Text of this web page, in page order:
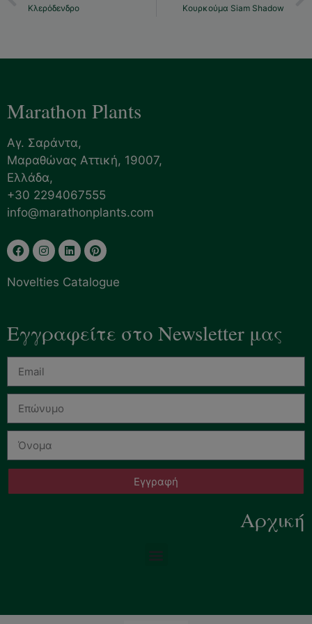
Κλερόδενδρο Κουρκούμα Siam Shadow
Marathon Plants
Αγ. Σαράντα,
Μαραθώνας Αττική, 19007,
Ελλάδα,
+30 2294067555
info@marathonplants.com
Novelties Catalogue
Εγγραφείτε στο Newsletter μας
Εγγραφή
Αρχική